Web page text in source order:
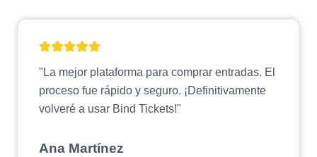
"La mejor plataforma para comprar entradas. El
proceso fue rápido y seguro. ¡Definitivamente
volveré a usar Bind Tickets!"
Ana Martínez